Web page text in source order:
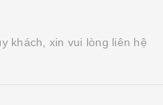
khách, xin vui lòng liên hệ